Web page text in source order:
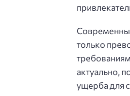
только
актуально,
ущерба для